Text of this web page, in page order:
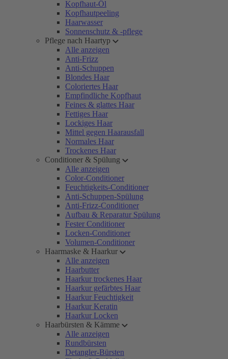
Kopfhaut-Öl
Kopfhautpeeling
Haarwasser
Sonnenschutz & -pflege
Pflege nach Haartyp
Alle anzeigen
Anti-Frizz
Anti-Schuppen
Blondes Haar
Coloriertes Haar
Empfindliche Kopfhaut
Feines & glattes Haar
Fettiges Haar
Lockiges Haar
Mittel gegen Haarausfall
Normales Haar
Trockenes Haar
Conditioner & Spülung
Alle anzeigen
Color-Conditioner
Feuchtigkeits-Conditioner
Anti-Schuppen-Spülung
Anti-Frizz-Conditioner
Aufbau & Reparatur Spülung
Fester Conditioner
Locken-Conditioner
Volumen-Conditioner
Haarmaske & Haarkur
Alle anzeigen
Haarbutter
Haarkur trockenes Haar
Haarkur gefärbtes Haar
Haarkur Feuchtigkeit
Haarkur Keratin
Haarkur Locken
Haarbürsten & Kämme
Alle anzeigen
Rundbürsten
Detangler-Bürsten